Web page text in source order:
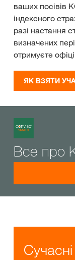
ваших
індексного
разі настання
визначених
отримуєте
ЯК ВЗЯТИ
Все про